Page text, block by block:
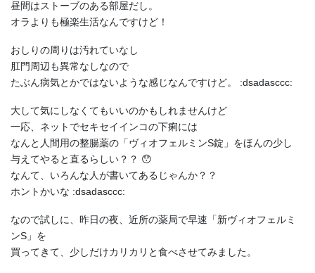
昼間はストーブのある部屋だし。
オラよりも極楽生活なんですけど！
おしりの周りは汚れていなし
肛門周辺も異常なしなので
たぶん病気とかではないような感じなんですけど。 :dsadasccc:
大して気にしなくてもいいのかもしれませんけど
一応、ネットでセキセイインコの下痢には
なんと人間用の整腸薬の「ヴィオフェルミンS錠」をほんの少し
与えてやると直るらしい？？ 😯
なんて、いろんな人が書いてあるじゃんか？？
ホントかいな :dsadasccc:
なので試しに、昨日の夜、近所の薬局で早速「新ヴィオフェルミ
ンS」を
買ってきて、少しだけカリカリと食べさせてみました。